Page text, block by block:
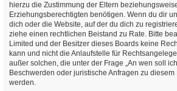
hierzu die Zustimmung der Eltern
Erziehungsberechtigten benötigen. Wenn du dir
dich oder die Website, auf der du dich zu
ziehe einen rechtlichen Beistand zu Rate. Bitte
Limited und der Besitzer dieses Boards keine
kann und nicht die Anlaufstelle für
außer solchen, die unter der Frage „An wen soll
Beschwerden oder juristische Anfragen zu diesem
werden.